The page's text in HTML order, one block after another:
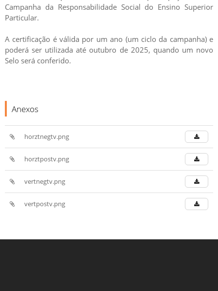
Campanha da Responsabilidade Social do Ensino Superior
Particular.
A certificação é válida por um ano (um ciclo da campanha) e
poderá ser utilizada até outubro de 2025, quando um novo
Selo será conferido.
Anexos
horztnegtv.png
horztpostv.png
vertnegtv.png
vertpostv.png